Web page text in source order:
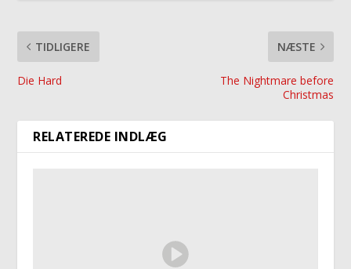
TIDLIGERE
Die Hard
NÆSTE
The Nightmare before
Christmas
RELATEREDE INDLÆG